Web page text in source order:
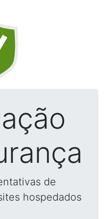
de
hospedados